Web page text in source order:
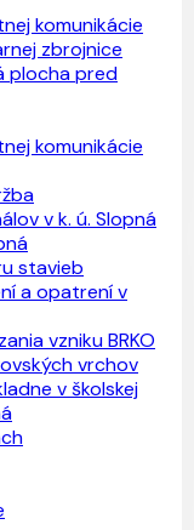
komunikácie
zbrojnice
plocha pred
komunikácie
v k. ú. Slopná
stavieb
a opatrení v
vzniku BRKO
vrchov
v školskej